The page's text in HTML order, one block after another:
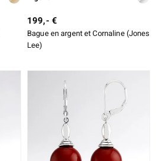
199,- €
Bague en argent et Cornaline (Jones
Lee)